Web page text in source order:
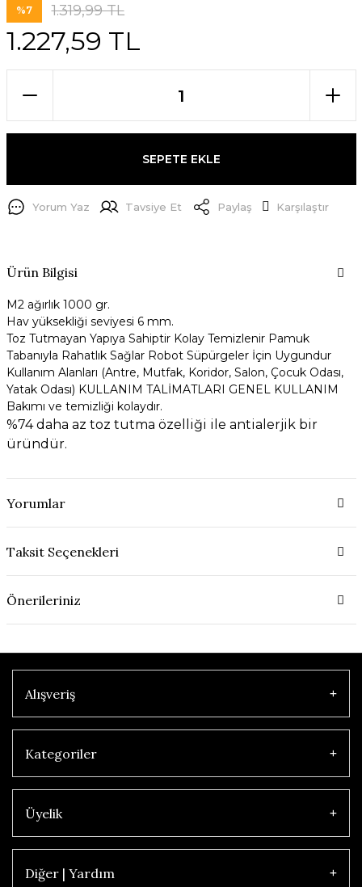
%7 1.319,99 TL
1.227,59 TL
SEPETE EKLE
Yorum Yaz Tavsiye Et Paylaş Karşılaştır
Ürün Bilgisi
M2 ağırlık 1000 gr.
Hav yüksekliği seviyesi 6 mm.
Toz Tutmayan Yapıya Sahiptir Kolay Temizlenir Pamuk
Tabanıyla Rahatlık Sağlar Robot Süpürgeler İçin Uygundur
Kullanım Alanları (Antre, Mutfak, Koridor, Salon, Çocuk Odası,
Yatak Odası) KULLANIM TALİMATLARI GENEL KULLANIM
Bakımı ve temizliği kolaydır.
%74 daha az toz tutma özelliği ile antialerjik bir
üründür.
Yorumlar
Taksit Seçenekleri
Önerileriniz
Alışveriş
Kategoriler
Üyelik
Diğer | Yardım